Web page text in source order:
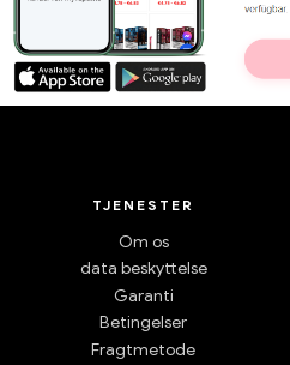
TJENESTER
Om os
data beskyttelse
Garanti
Betingelser
Fragtmetode